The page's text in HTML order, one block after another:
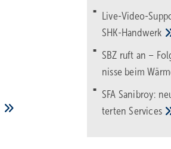
Live-Video-
SHK-Handwerk
SBZ ruft an –
nisse beim
SFA Sanibroy:
tertenServices